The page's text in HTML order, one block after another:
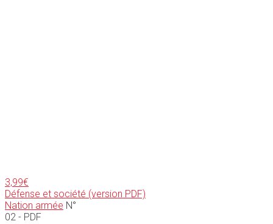
3,99€
Défense et société (version PDF)
Nation armée N°
02 - PDF